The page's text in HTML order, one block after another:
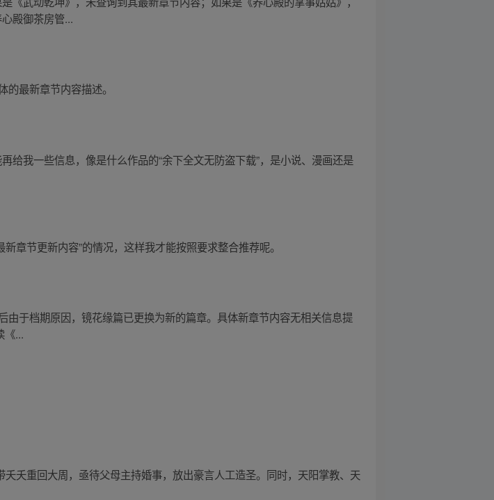
殿御茶房管...
最新章节内容描述。
我一些信息，像是什么作品的“余下全文无防盗下载”，是小说、漫画还是
章节更新内容”的情况，这样我才能按照要求整合推荐呢。
于档期原因，镜花缘篇已更换为新的篇章。具体新章节内容无相关信息提
《...
夭重回大周，亟待父母主持婚事，放出豪言人工造圣。同时，天阳掌教、天